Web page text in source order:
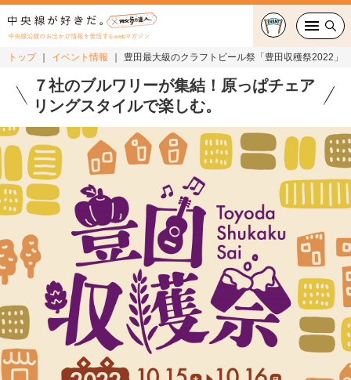
中央線沿線のお出かけ情報を発信するwebマガジン
グルメ・カフェ
おでかけ
ショッピング
中央線カルチャー
特集
連載
中央線フェス
トップ イベント情報 豊田最大級のクラフトビール祭「豊田収穫祭2022」
７社のブルワリーが集結！原っぱチェア
リングスタイルで楽しむ。